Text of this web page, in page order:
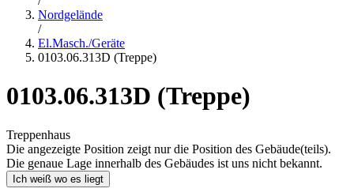
Nordgelände
/
El.Masch./Geräte
0103.06.313D (Treppe)
0103.06.313D (Treppe)
Treppenhaus
Die angezeigte Position zeigt nur die Position des Gebäude(teils).
Die genaue Lage innerhalb des Gebäudes ist uns nicht bekannt.
Ich weiß wo es liegt